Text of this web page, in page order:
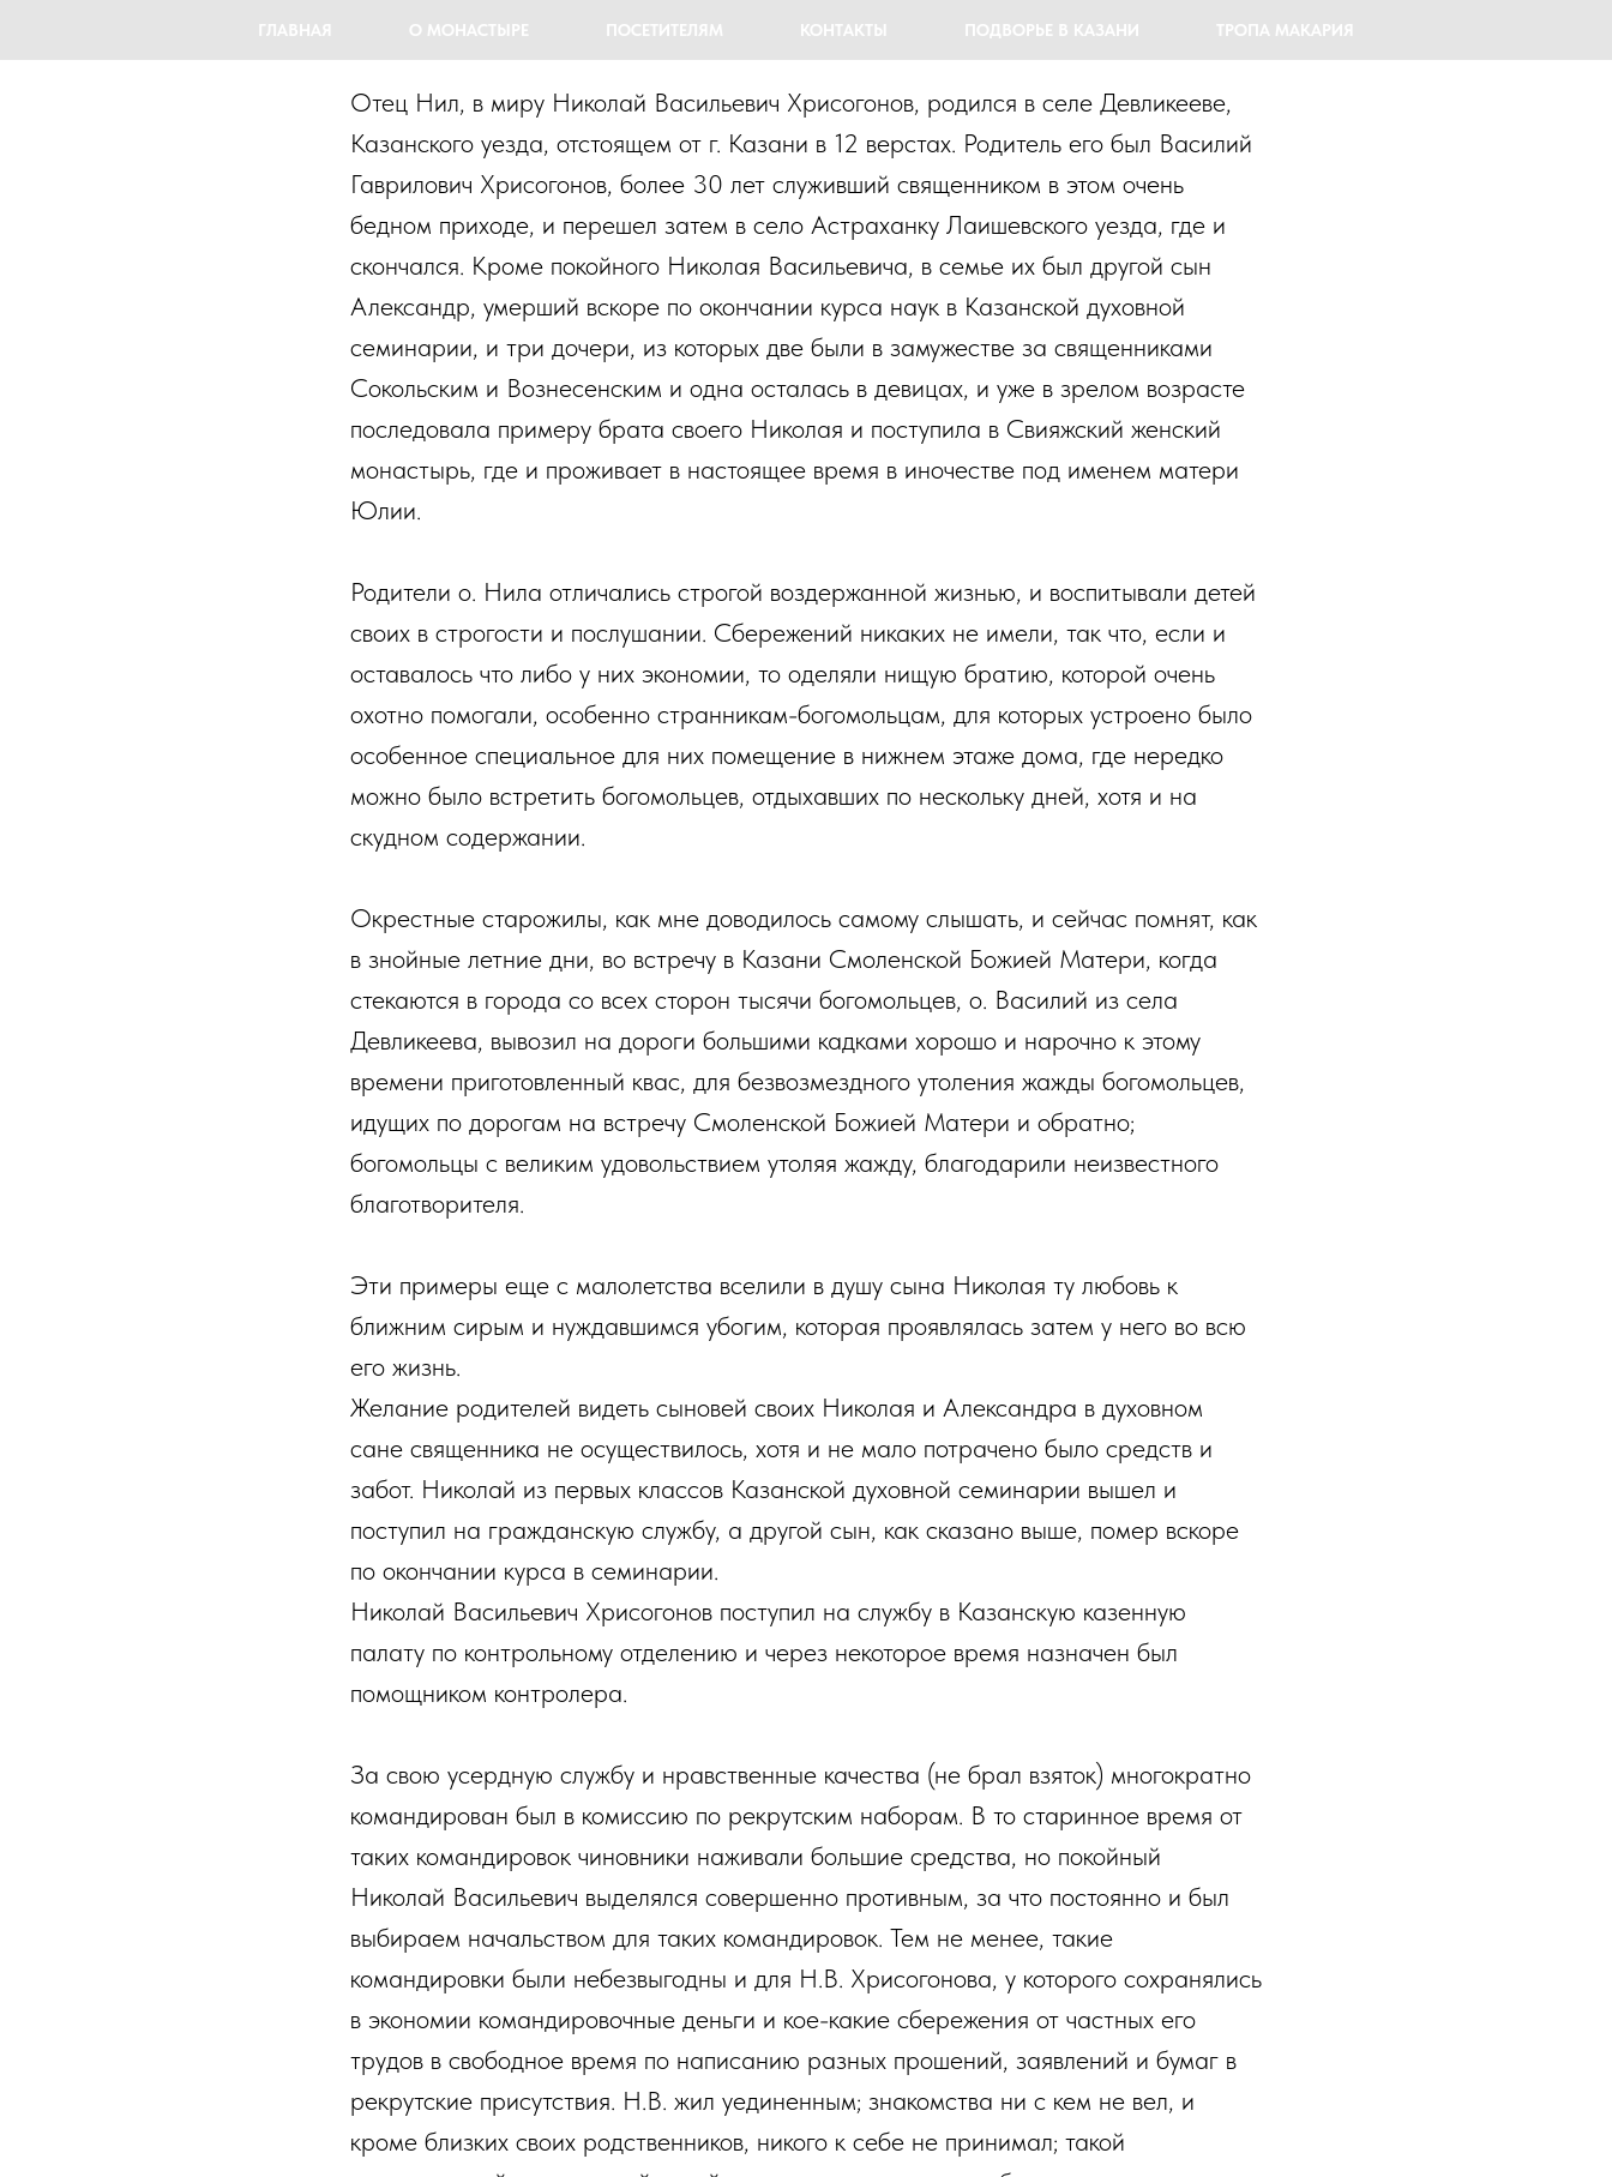
ГЛАВНАЯ О МОНАСТЫРЕ ПОСЕТИТЕЛЯМ КОНТАКТЫ ПОДВОРЬЕ В КАЗАНИ ТРОПА МАКАРИЯ
Отец Нил, в миру Николай Васильевич Хрисогонов, родился в селе Девликееве,
Казанского уезда, отстоящем от г. Казани в 12 верстах. Родитель его был Василий
Гаврилович Хрисогонов, более 30 лет служивший священником в этом очень
бедном приходе, и перешел затем в село Астраханку Лаишевского уезда, где и
скончался. Кроме покойного Николая Васильевича, в семье их был другой сын
Александр, умерший вскоре по окончании курса наук в Казанской духовной
семинарии, и три дочери, из которых две были в замужестве за священниками
Сокольским и Вознесенским и одна осталась в девицах, и уже в зрелом возрасте
последовала примеру брата своего Николая и поступила в Свияжский женский
монастырь, где и проживает в настоящее время в иночестве под именем матери
Юлии.
Родители о. Нила отличались строгой воздержанной жизнью, и воспитывали детей
своих в строгости и послушании. Сбережений никаких не имели, так что, если и
оставалось что либо у них экономии, то оделяли нищую братию, которой очень
охотно помогали, особенно странникам-богомольцам, для которых устроено было
особенное специальное для них помещение в нижнем этаже дома, где нередко
можно было встретить богомольцев, отдыхавших по нескольку дней, хотя и на
скудном содержании.
Окрестные старожилы, как мне доводилось самому слышать, и сейчас помнят, как
в знойные летние дни, во встречу в Казани Смоленской Божией Матери, когда
стекаются в города со всех сторон тысячи богомольцев, о. Василий из села
Девликеева, вывозил на дороги большими кадками хорошо и нарочно к этому
времени приготовленный квас, для безвозмездного утоления жажды богомольцев,
идущих по дорогам на встречу Смоленской Божией Матери и обратно;
богомольцы с великим удовольствием утоляя жажду, благодарили неизвестного
благотворителя.
Эти примеры еще с малолетства вселили в душу сына Николая ту любовь к
ближним сирым и нуждавшимся убогим, которая проявлялась затем у него во всю
его жизнь.
Желание родителей видеть сыновей своих Николая и Александра в духовном
сане священника не осуществилось, хотя и не мало потрачено было средств и
забот. Николай из первых классов Казанской духовной семинарии вышел и
поступил на гражданскую службу, а другой сын, как сказано выше, помер вскоре
по окончании курса в семинарии.
Николай Васильевич Хрисогонов поступил на службу в Казанскую казенную
палату по контрольному отделению и через некоторое время назначен был
помощником контролера.
За свою усердную службу и нравственные качества (не брал взяток) многократно
командирован был в комиссию по рекрутским наборам. В то старинное время от
таких командировок чиновники наживали большие средства, но покойный
Николай Васильевич выделялся совершенно противным, за что постоянно и был
выбираем начальством для таких командировок. Тем не менее, такие
командировки были небезвыгодны и для Н.В. Хрисогонова, у которого сохранялись
в экономии командировочные деньги и кое-какие сбережения от частных его
трудов в свободное время по написанию разных прошений, заявлений и бумаг в
рекрутские присутствия. Н.В. жил уединенным; знакомства ни с кем не вел, и
кроме близких своих родственников, никого к себе не принимал; такой